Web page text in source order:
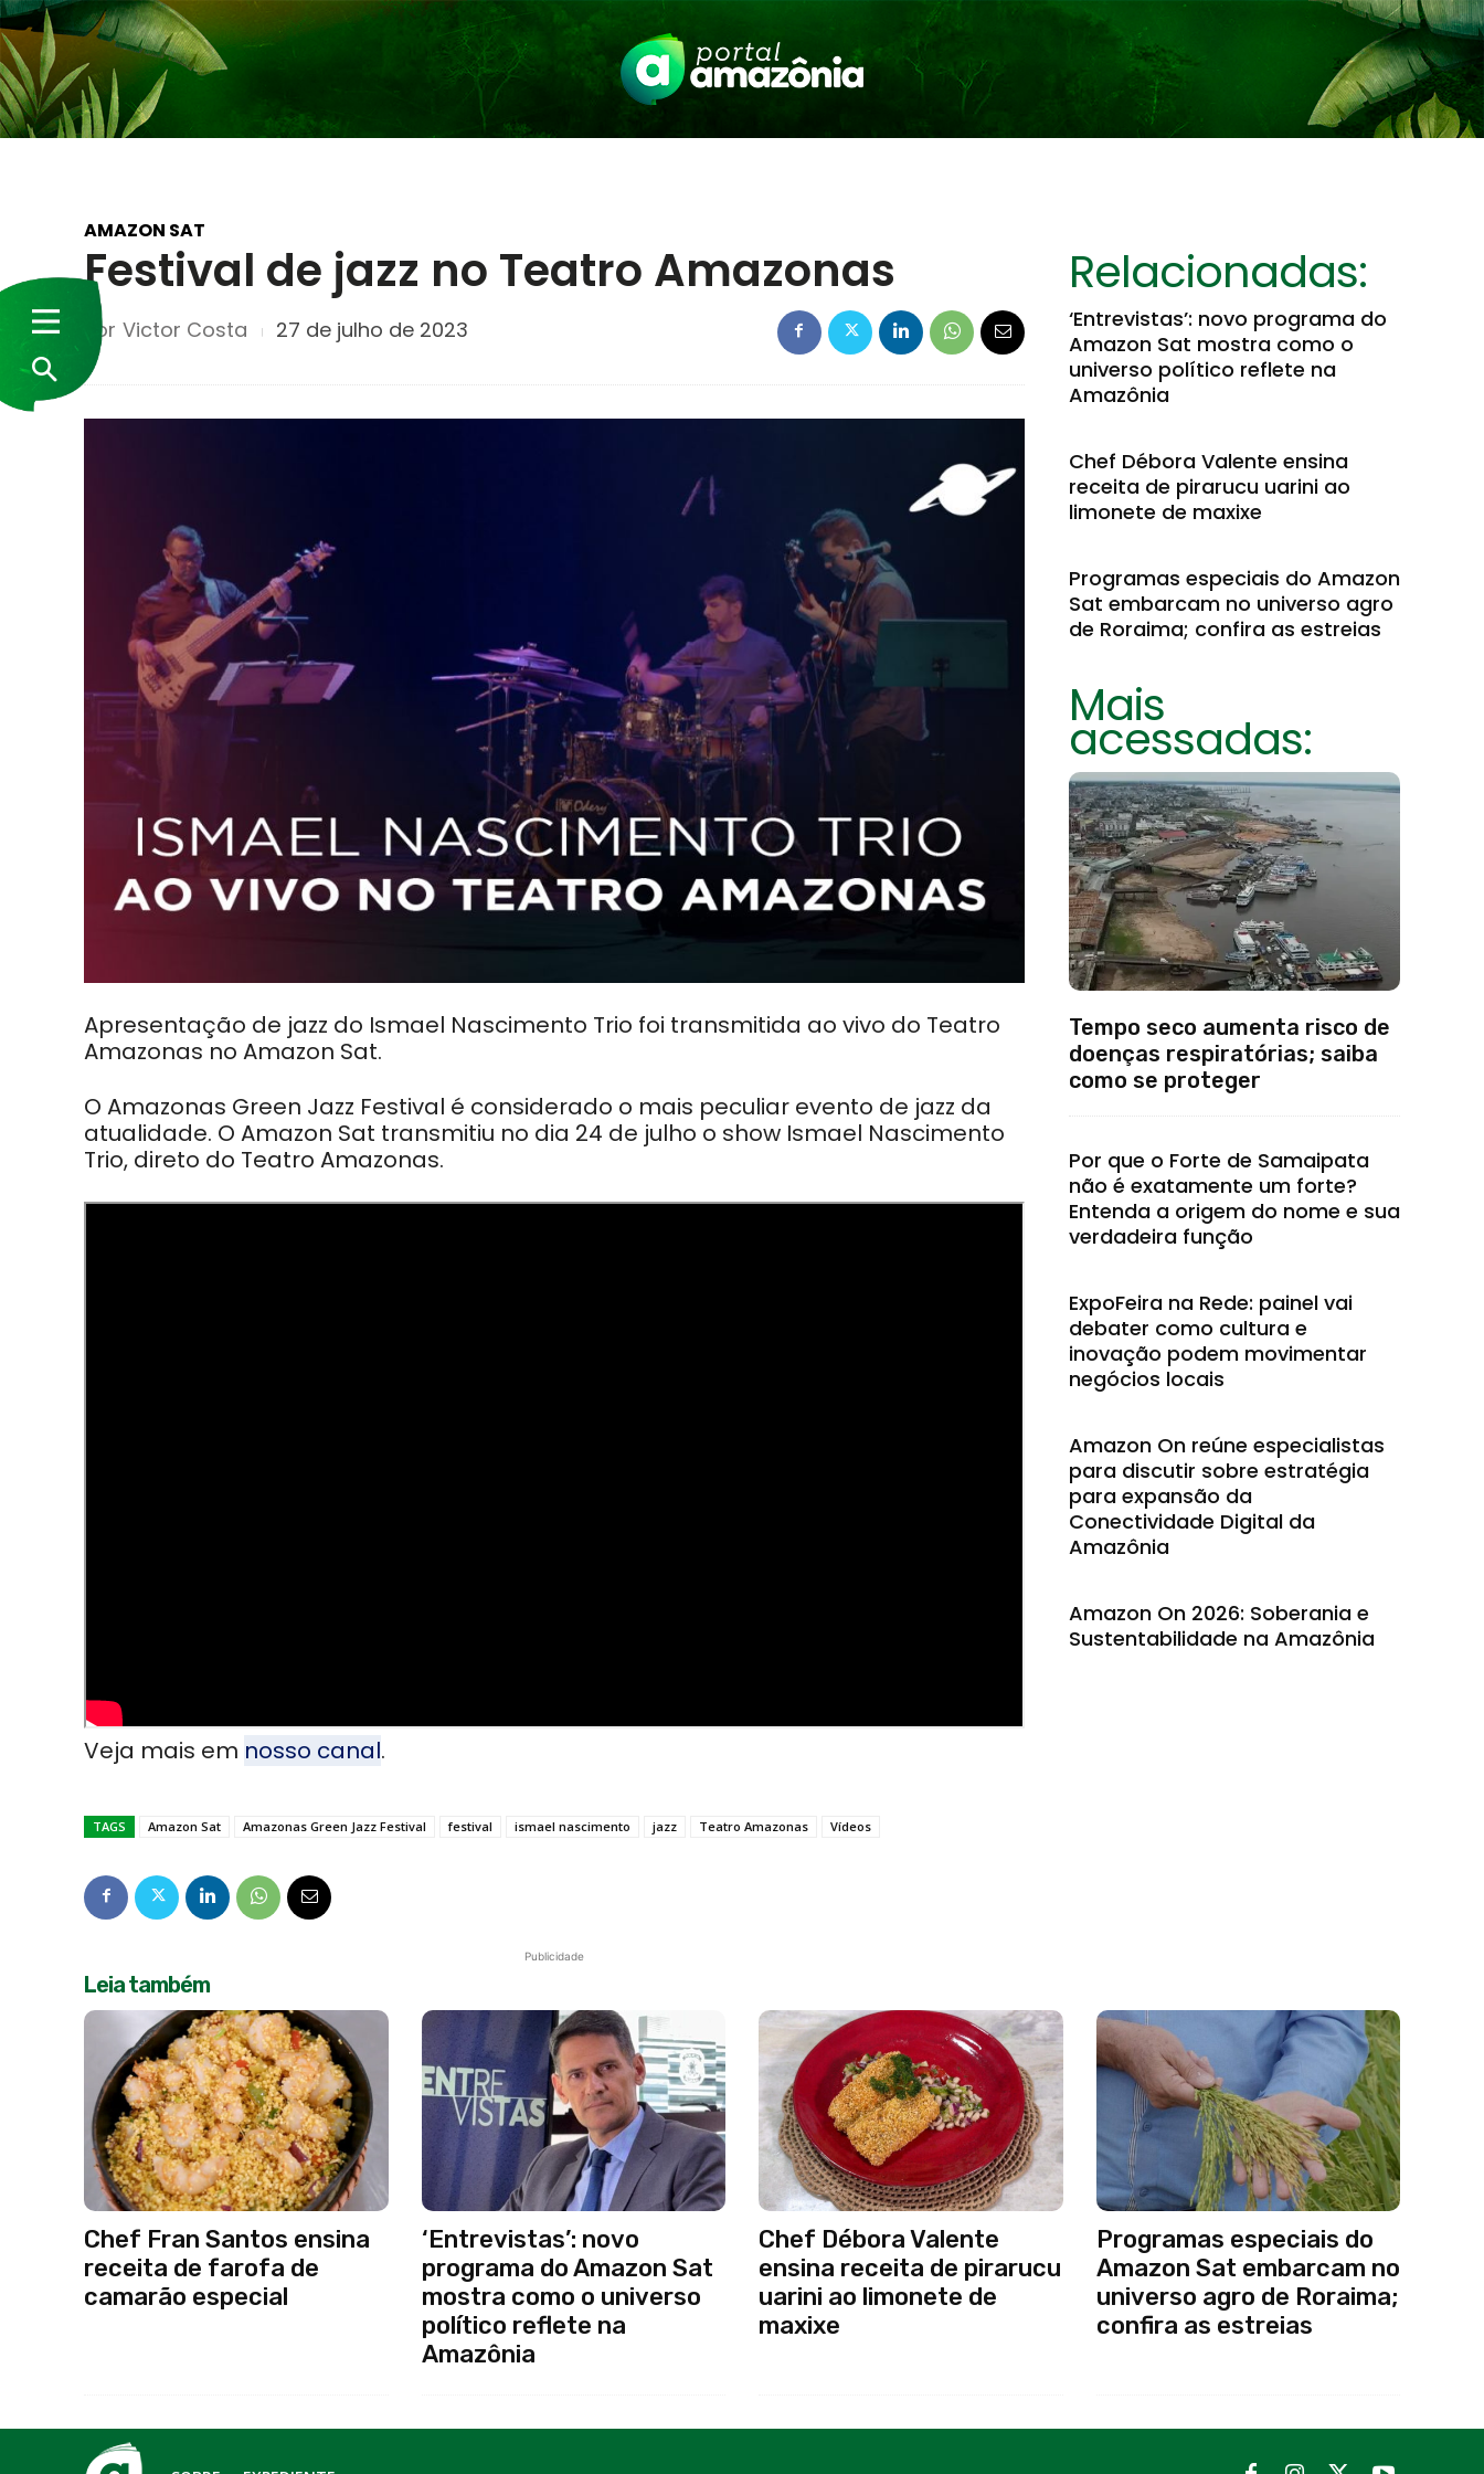
AMAZON SAT
Festival de jazz no Teatro Amazonas
Por Victor Costa 27 de julho de 2023
Apresentação de jazz do Ismael Nascimento Trio foi transmitida ao vivo do Teatro
Amazonas no Amazon Sat.
O Amazonas Green Jazz Festival é considerado o mais peculiar evento de jazz da
atualidade. O Amazon Sat transmitiu no dia 24 de julho o show Ismael Nascimento
Trio, direto do Teatro Amazonas.
Veja mais em nosso canal.
TAGS Amazon Sat Amazonas Green Jazz Festival festival ismael nascimento jazz Teatro Amazonas Vídeos
Publicidade
Relacionadas:
‘Entrevistas’: novo programa do
Amazon Sat mostra como o
universo político reflete na
Amazônia
Chef Débora Valente ensina
receita de pirarucu uarini ao
limonete de maxixe
Programas especiais do Amazon
Sat embarcam no universo agro
de Roraima; confira as estreias
Mais
acessadas:
Tempo seco aumenta risco de
doenças respiratórias; saiba
como se proteger
Por que o Forte de Samaipata
não é exatamente um forte?
Entenda a origem do nome e sua
verdadeira função
ExpoFeira na Rede: painel vai
debater como cultura e
inovação podem movimentar
negócios locais
Amazon On reúne especialistas
para discutir sobre estratégia
para expansão da
Conectividade Digital da
Amazônia
Amazon On 2026: Soberania e
Sustentabilidade na Amazônia
Leia também
Chef Fran Santos ensina
receita de farofa de
camarão especial
‘Entrevistas’: novo
programa do Amazon Sat
mostra como o universo
político reflete na
Amazônia
Chef Débora Valente
ensina receita de pirarucu
uarini ao limonete de
maxixe
Programas especiais do
Amazon Sat embarcam no
universo agro de Roraima;
confira as estreias